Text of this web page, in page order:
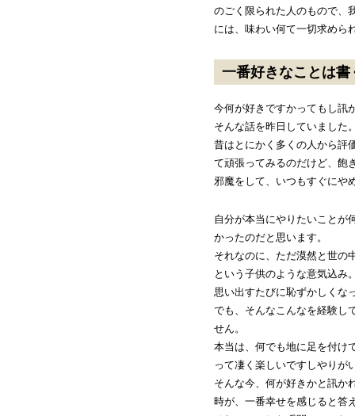
のごく限られた人のもので、
には、味わい何て一切求めら
一番好きなことは書
今何が好きですかってもし訊
そんな話を昨日していました
昔はとにかく多くの人から評
て頑張ってみるのだけど、飽
邪魔をして、いつもすぐにや
自分が本当にやりたいことが
かったのだと思います。
それなのに、ただ漠然と世の
という子供のような意気込み
思い出すたびに恥ずかしくな
でも、そんなこんなを経験し
せん。
本当は、何でも地に足を付け
って凄く楽しいですしやりが
そんな今、何が好きかと訊か
時が、一番幸せを感じると答